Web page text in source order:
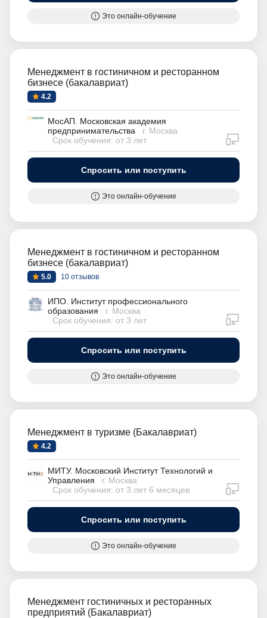
Это онлайн-обучение
Менеджмент в гостиничном и ресторанном
бизнесе (бакалавриат)
4.2
МосАП. Московская академия
предпринимательства
г. Москва
Срок обучения: от 3 лет
Спросить или поступить
Это онлайн-обучение
Менеджмент в гостиничном и ресторанном
бизнесе (бакалавриат)
5.0 10 отзывов
ИПО. Институт профессионального
образования
г. Москва
Срок обучения: от 3 лет
Спросить или поступить
Это онлайн-обучение
Менеджмент в туризме (Бакалавриат)
4.2
МИТУ. Московский Институт Технологий и
Управления
г. Москва
Срок обучения: от 3 лет 6 месяцев
Спросить или поступить
Это онлайн-обучение
Менеджмент гостиничных и ресторанных
предприятий (Бакалавриат)